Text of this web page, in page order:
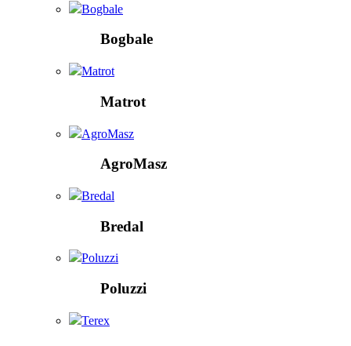
Bogbale
Bogbale
Matrot
Matrot
AgroMasz
AgroMasz
Bredal
Bredal
Poluzzi
Poluzzi
Terex